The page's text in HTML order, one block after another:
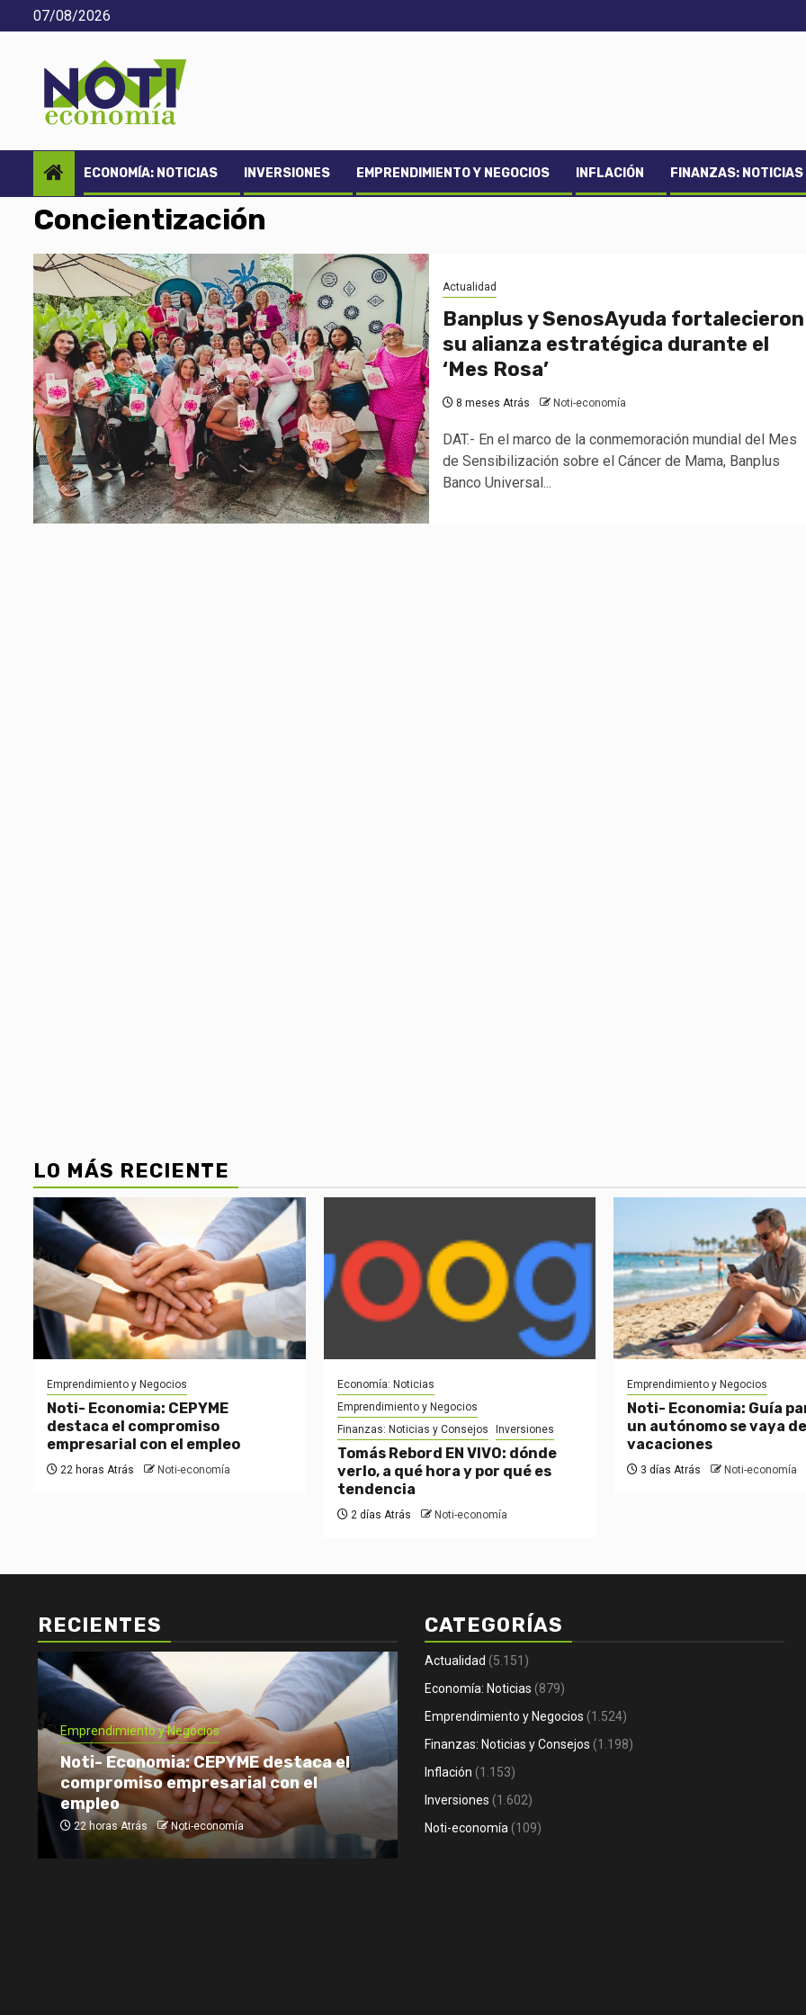
Saltar
al
07/08/2026
ECONOMÍA: NOTICIAS INVERSIONES EMPRENDIMIENTO Y NEGOCIOS INFLACIÓN FINANZAS:
Concientización
Actualidad
Banplus y SenosAyuda fortalecieron
su alianza estratégica durante el
‘Mes Rosa’
8 meses Atrás Noti-economía
DAT.- En el marco de la conmemoración mundial del Mes
de Sensibilización sobre el Cáncer de Mama, Banplus
Banco Universal...
LO MÁS RECIENTE
Emprendimiento y Negocios
Noti- Economia: CEPYME
destaca el compromiso
empresarial con el empleo
22 horas Atrás Noti-economía
Economía: Noticias
Emprendimiento y Negocios
Finanzas: Noticias y Consejos
Inversiones
Tomás Rebord EN VIVO: dónde
verlo, a qué hora y por qué es
tendencia
2 días Atrás Noti-economía
Emprendimiento y Negocios
Noti- Economia: Guía
un autónomo se vaya de
vacaciones
3 días Atrás Noti-economía
RECIENTES
Emprendimiento y Negocios
Noti- Economia: CEPYME destaca el
compromiso empresarial con el
empleo
22 horas Atrás Noti-economía
Economía: Noticias
Emprendimiento y Negocios
Finanzas: Noticias y Consejos Inversiones
Tomás Rebord EN VIVO: dónde verlo, a
qué hora y por qué es tendencia
2 días Atrás Noti-economía
CATEGORÍAS
Actualidad (5.151)
Economía: Noticias (879)
Emprendimiento y Negocios (1.524)
Finanzas: Noticias y Consejos (1.198)
Inflación (1.153)
Inversiones (1.602)
Noti-economía (109)